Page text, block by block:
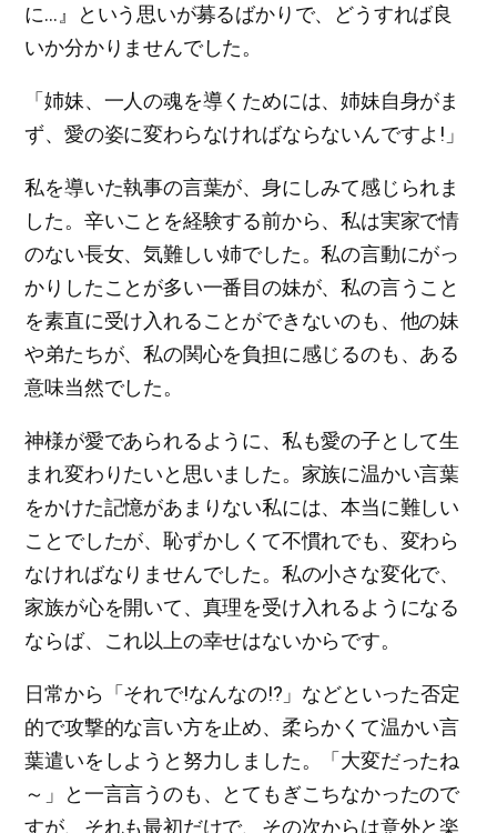
に…』という思いが募るばかりで、どうすれば良
いか分かりませんでした。
「姉妹、一人の魂を導くためには、姉妹自身がま
ず、愛の姿に変わらなければならないんですよ!」
私を導いた執事の言葉が、身にしみて感じられま
した。辛いことを経験する前から、私は実家で情
のない長女、気難しい姉でした。私の言動にがっ
かりしたことが多い一番目の妹が、私の言うこと
を素直に受け入れることができないのも、他の妹
や弟たちが、私の関心を負担に感じるのも、ある
意味当然でした。
神様が愛であられるように、私も愛の子として生
まれ変わりたいと思いました。家族に温かい言葉
をかけた記憶があまりない私には、本当に難しい
ことでしたが、恥ずかしくて不慣れでも、変わら
なければなりませんでした。私の小さな変化で、
家族が心を開いて、真理を受け入れるようになる
ならば、これ以上の幸せはないからです。
日常から「それで!なんなの!?」などといった否定
的で攻撃的な言い方を止め、柔らかくて温かい言
葉遣いをしようと努力しました。「大変だったね
～」と一言言うのも、とてもぎこちなかったので
すが、それも最初だけで、その次からは意外と楽